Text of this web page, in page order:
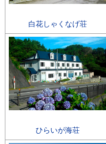
白花しゃくなげ荘
ひらいが海荘